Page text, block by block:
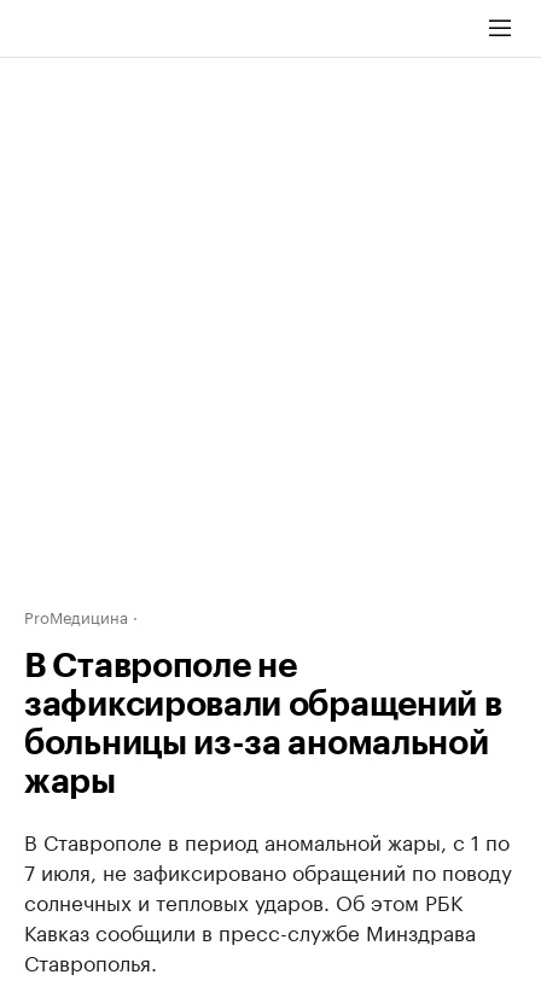
ProМедицина
В Ставрополе не
зафиксировали обращений в
больницы из-за аномальной
жары
В Ставрополе в период аномальной жары, с 1 по
7 июля, не зафиксировано обращений по поводу
солнечных и тепловых ударов. Об этом РБК
Кавказ сообщили в пресс-службе Минздрава
Ставрополья.